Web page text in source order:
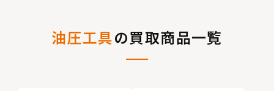
油圧工具の買取商品一覧